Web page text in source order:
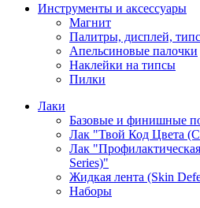
Инструменты и аксессуары
Магнит
Палитры, дисплей,
Апельсиновые палочки
Наклейки на типсы
Пилки
Лаки
Базовые и финишные
Лак "Твой Код Цвета
Лак
Series)"
Жидкая лента (Skin
Наборы